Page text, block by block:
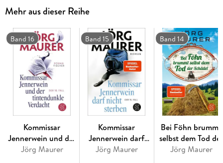
Endlich verrät das Bestatterehepaar a. D. Grasegger dem
Kommissar, dass es sich bei der Toten um die Äbtissin
handeln soll, eine branchenberühmte Auftragskillerin. Wer
hat es geschafft, sie umzubringen? Da geschieht ein weiterer
Almenmord, ein mysteriöser Maler gerät ins Fadenkreuz, und
Jennerwein pirscht mit seiner Truppe durchs Unterholz
Mehr aus dieser Reihe
Band 16
Kommissar
Jennerwein und der
tintendunkle
Jörg Maurer
Band 15
Kommissar
Jennerwein darf
nicht sterben
Jörg Maurer
Band 14
Bei Föhn brummt
selbst dem Tod der
Schädel
Jörg Maurer